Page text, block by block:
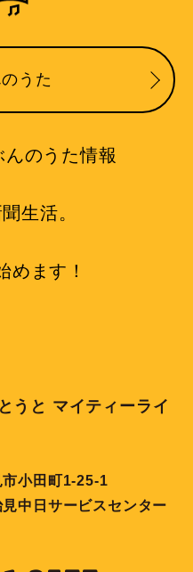
うた
のうた情報
生活。
めます！
うと マイティーライ
小田町1-25-1
中日サービスセンター